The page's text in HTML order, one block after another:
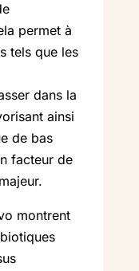
permet à
tels que les
dans la
ainsi
de bas
facteur de
montrent